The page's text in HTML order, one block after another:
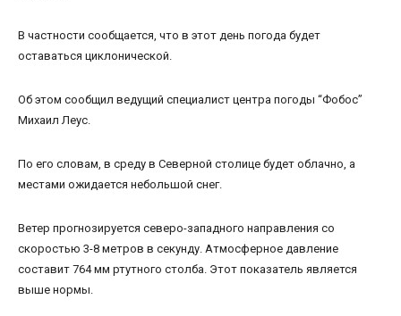
В частности сообщается, что в этот день погода будет
оставаться циклонической.
Об этом сообщил ведущий специалист центра погоды “Фобос”
Михаил Леус.
По его словам, в среду в Северной столице будет облачно, а
местами ожидается небольшой снег.
Ветер прогнозируется северо-западного направления со
скоростью 3-8 метров в секунду. Атмосферное давление
составит 764 мм ртутного столба. Этот показатель является
выше нормы.